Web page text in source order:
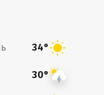
34°
30°